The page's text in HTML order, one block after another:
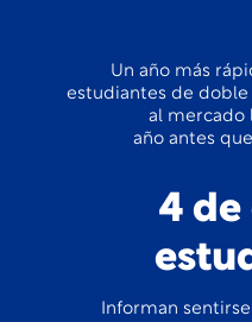
Un año más
estudiantes de
al mercado
año antes
4 de
Informan